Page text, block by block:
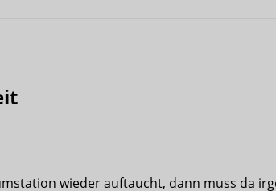
wieder auftaucht, dann muss da